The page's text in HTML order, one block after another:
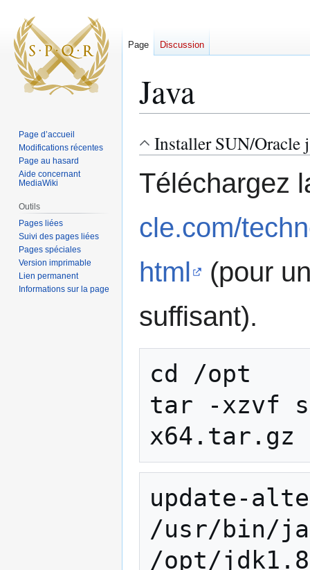
Java
Aller
à
navigation
Aller
à
recherche
Installer SUN/Oracle
Téléchargez
cle.com/
html
(pour
suffisant).
cd /opt
tar -xzvf
update-
/usr/bin/
/opt/
Page Discussion
Page d’accueil
Modifications récentes
Page au hasard
Aide concernant
MediaWiki
Outils
Pages liées
Suivi des pages liées
Pages spéciales
Version imprimable
Lien permanent
Informations sur la page